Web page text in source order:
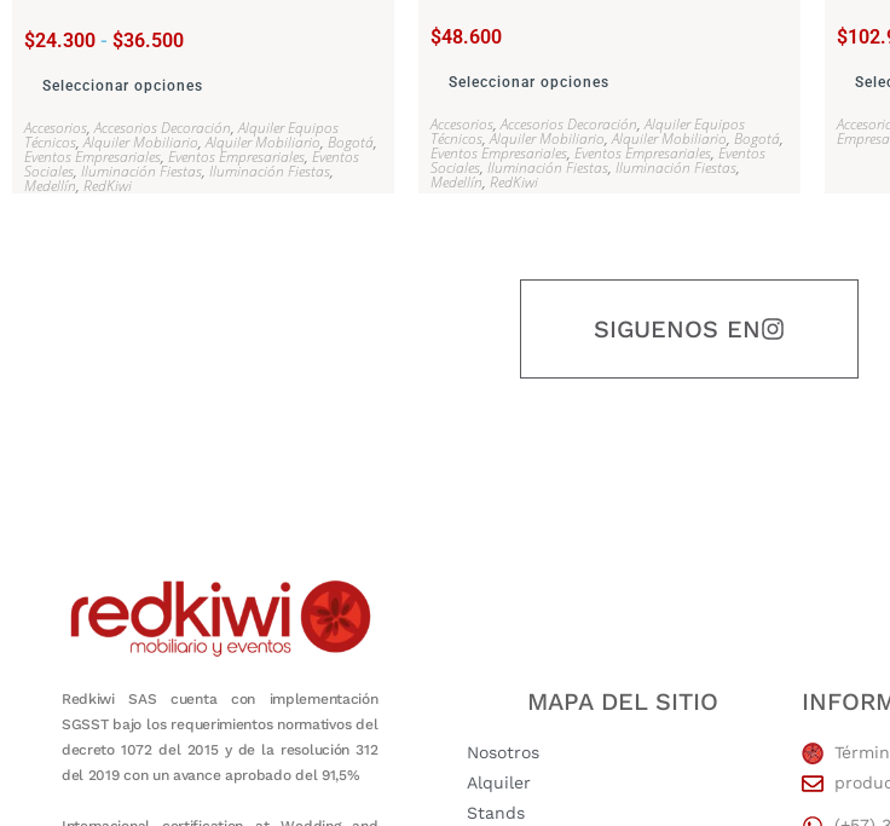
$24.300 - $36.500
Seleccionar opciones
Accesorios,Accesorios Decoración,Alquiler Equipos
Técnicos,Alquiler Mobiliario,Alquiler Mobiliario, Bogotá,
Eventos Empresariales, Eventos Empresariales, Eventos
Sociales, Iluminación Fiestas, Iluminación Fiestas,
Medellín, RedKiwi
$48.600
Seleccionar opciones
Accesorios,Accesorios Decoración,Alquiler Equipos
Técnicos,Alquiler Mobiliario,Alquiler Mobiliario, Bogotá,
Eventos Empresariales, Eventos Empresariales, Eventos
Sociales, Iluminación Fiestas, Iluminación Fiestas,
Medellín, RedKiwi
$
SIGUENOS EN
Redkiwi SAS cuenta con implementación
SGSST bajo los requerimientos normativos del
decreto 1072 del 2015 y de la resolución 312
del 2019 con un avance aprobado del 91,5%
MAPA DEL SITIO
Nosotros
Alquiler
Stands